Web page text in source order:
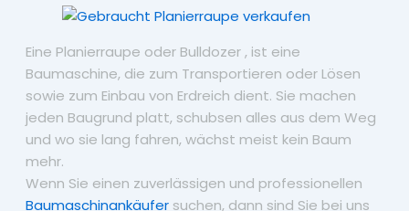
Eine Planierraupe oder Bulldozer , ist eine
Baumaschine, die zum Transportieren oder Lösen
sowie zum Einbau von Erdreich dient. Sie machen
jeden Baugrund platt, schubsen alles aus dem Weg
und wo sie lang fahren, wächst meist kein Baum
mehr.
Wenn Sie einen zuverlässigen und professionellen
Baumaschinankäufer suchen, dann sind Sie bei uns